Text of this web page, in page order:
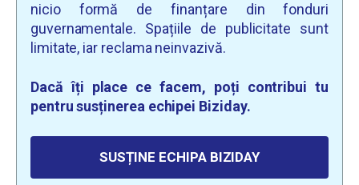
nicio formă de finanțare din fonduri
guvernamentale. Spațiile de publicitate sunt
limitate, iar reclama neinvazivă.
Dacă îți place ce facem, poți contribui tu
pentru susținerea echipei Biziday.
SUSȚINE ECHIPA BIZIDAY